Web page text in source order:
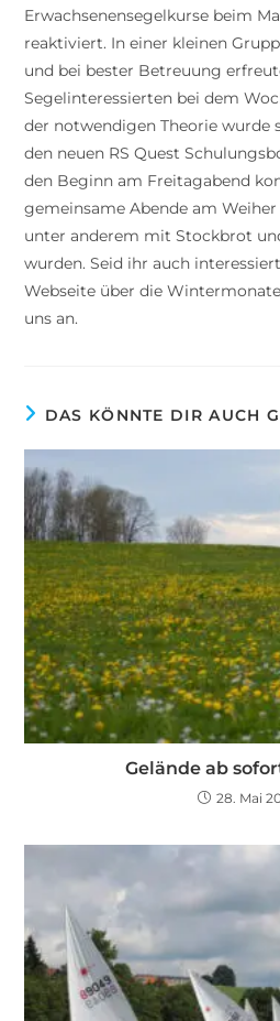
Erwachsenensegelkurse beim
reaktiviert. In einer kleinen
und bei bester Betreuung
Segelinteressierten bei dem
der notwendigen Theorie wurde
den neuen RS Quest
den Beginn am Freitagabend
gemeinsame Abende am
unter anderem mit Stockbrot
wurden. Seid ihr auch
Webseite über die
uns an.
DAS KÖNNTE DIR AUCH
Gelände ab
28. Mai